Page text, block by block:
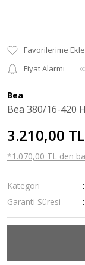
Fiyat Alarmı
Bea
Bea 380/16-420
3.210,00 TL
*1.070,00 TL den
Kategori
Garanti Süresi